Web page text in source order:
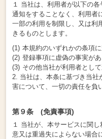
１ 当社は、利用者が以下の
通知をすることなく、利用者
一部の利用を制限し、又は利
きるものとします。
本規約のいずれかの条項
登録事項に虚偽の事実が
その他当社が利用者とし
2. 当社は、本条に基づき当社
害について、一切の責任を負
第９条 (免責事項)
１ 当社が、本サービスに関
意又は重過失によらない場合